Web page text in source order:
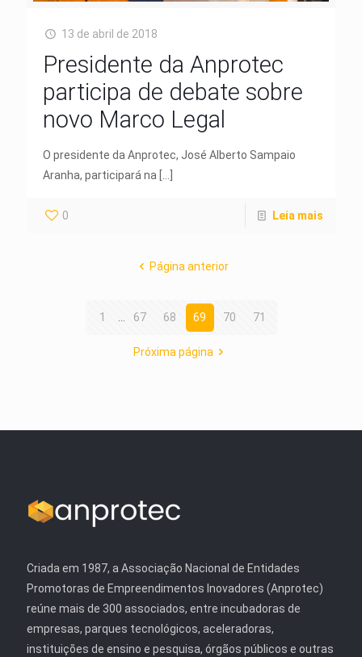
13 de abril de 2018
Presidente da Anprotec
participa de debate sobre
novo Marco Legal
O presidente da Anprotec, José Alberto Sampaio
Aranha, participará na […]
0 Leia mais
Página anterior
1 ... 67 68 69 70 71
Próxima página
Criada em 1987, a Associação Nacional de Entidades
Promotoras de Empreendimentos Inovadores (Anprotec)
reúne mais de 300 associados, entre incubadoras de
empresas, parques tecnológicos, aceleradoras,
instituições de ensino e pesquisa, órgãos públicos e outras